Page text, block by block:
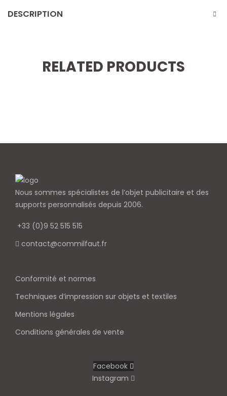
DESCRIPTION
RELATED PRODUCTS
Nous sommes spécialistes de l’objet publicitaire et des
supports personnalisés depuis 2006.
+33 (0)9 52 515 515
contact@commilfaut.fr
Conformité et normes
Techniques d’impression sur objets et textiles
Mentions légales
Conditions générales de vente
Facebook
Instagram